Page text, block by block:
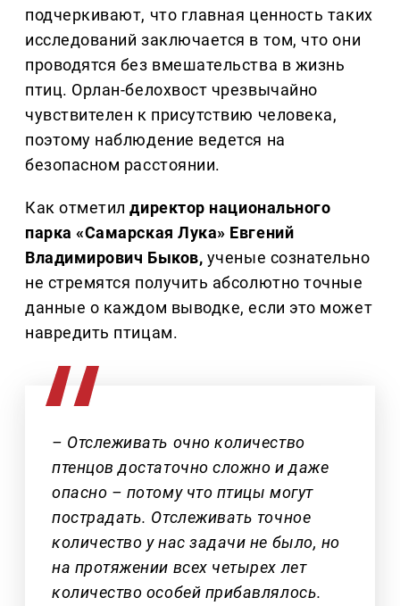
подчеркивают, что главная ценность таких
исследований заключается в том, что они
проводятся без вмешательства в жизнь
птиц. Орлан-белохвост чрезвычайно
чувствителен к присутствию человека,
поэтому наблюдение ведется на
безопасном расстоянии.
Как отметилдиректор национального
парка «Самарская Лука» Евгений
Владимирович Быков, ученые сознательно
не стремятся получить абсолютно точные
данные о каждом выводке, если это может
навредить птицам.
– Отслеживать очно количество
птенцов достаточно сложно и даже
опасно – потому что птицы могут
пострадать. Отслеживать точное
количество у нас задачи не было, но
на протяжении всех четырех лет
количество особей прибавлялось.